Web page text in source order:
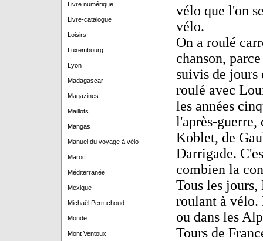
Livre numérique
Livre-catalogue
Loisirs
Luxembourg
Lyon
Madagascar
Magazines
Maillots
Mangas
Manuel du voyage à vélo
Maroc
Méditerranée
Mexique
Michaël Perruchoud
Monde
Mont Ventoux
vélo que l'on
vélo.
On a roulé
chanson,
suivis de jours
roulé avec
les années
l'après-
Koblet, de
Darrigade.
combien la
Tous les
roulant à vélo.
ou dans les
Tours de